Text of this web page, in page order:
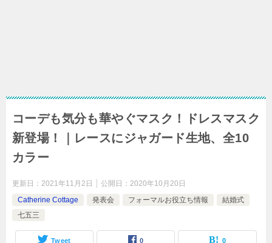
コーデも気分も華やぐマスク！ドレスマスク
新登場！｜レースにジャガード生地、全10
カラー
更新日： 2021年11月2日 公開日： 2020年10月20日
Catherine Cottage
発表会 フォーマルお役立ち情報
結婚式
七五三
Tweet 0 0